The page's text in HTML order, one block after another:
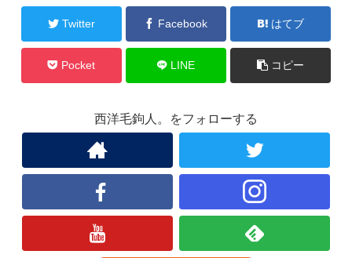
Twitter Facebook はてブ
Pocket LINE コピー
西洋毛鉤人。をフォローする